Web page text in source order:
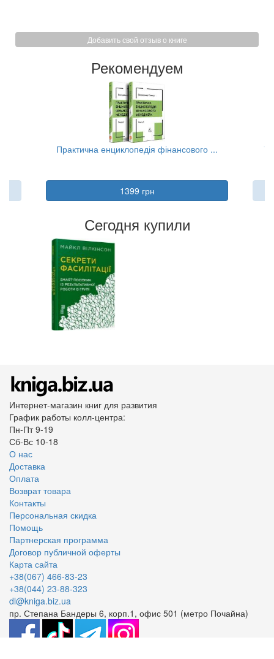
Добавить свой отзыв о книге
Рекомендуем
Практична енциклопедія фінансового ...
1399 грн
Сегодня купили
Интернет-магазин книг для развития
График работы колл-центра:
Пн-Пт 9-19
Сб-Вс 10-18
О нас
Доставка
Оплата
Возврат товара
Контакты
Персональная скидка
Помощь
Партнерская программа
Договор публичной оферты
Карта сайта
+38(067) 466-83-23
+38(044) 23-88-323
dl@kniga.biz.ua
пр. Степана Бандеры 6, корп.1, офис 501 (метро Почайна)